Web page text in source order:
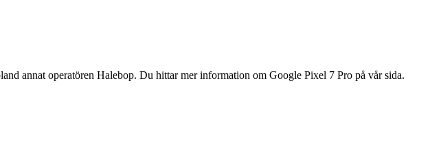
annat operatören Halebop. Du hittar mer information om Google Pixel 7 Pro på vår sida.